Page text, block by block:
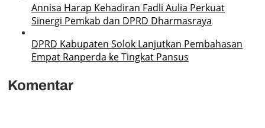
Annisa Harap Kehadiran Fadli Aulia Perkuat
Sinergi Pemkab dan DPRD Dharmasraya
DPRD Kabupaten Solok Lanjutkan Pembahasan
Empat Ranperda ke Tingkat Pansus
Komentar